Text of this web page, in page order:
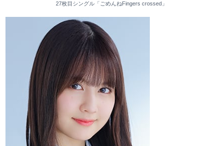
27枚目シングル「ごめんねFingers crossed」